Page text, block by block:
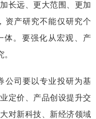
长远、更大范围、更加
资产研究不能仅研究个
体。要强化从宏观、产
。
公司要以专业投研为基
定价、产品创设提升交
对新科技、新经济领域